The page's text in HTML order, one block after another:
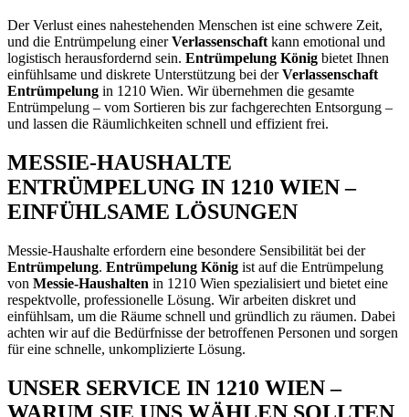
Der Verlust eines nahestehenden Menschen ist eine schwere Zeit,
und die Entrümpelung einerVerlassenschaft kann emotional und
logistisch herausfordernd sein. Entrümpelung König bietet Ihnen
einfühlsame und diskrete Unterstützung bei derVerlassenschaft
Entrümpelung in 1210 Wien. Wir übernehmen die gesamte
Entrümpelung – vom Sortieren bis zur fachgerechten Entsorgung –
und lassen die Räumlichkeiten schnell und effizient frei.
MESSIE-HAUSHALTE
ENTRÜMPELUNG IN 1210 WIEN –
EINFÜHLSAME LÖSUNGEN
Messie-Haushalte erfordern eine besondere Sensibilität bei der
Entrümpelung. Entrümpelung König ist auf die Entrümpelung
von Messie-Haushalten in 1210 Wien spezialisiert und bietet eine
respektvolle, professionelle Lösung. Wir arbeiten diskret und
einfühlsam, um die Räume schnell und gründlich zu räumen. Dabei
achten wir auf die Bedürfnisse der betroffenen Personen und sorgen
für eine schnelle, unkomplizierte Lösung.
UNSER SERVICE IN 1210 WIEN –
WARUM SIE UNS WÄHLEN SOLLTEN